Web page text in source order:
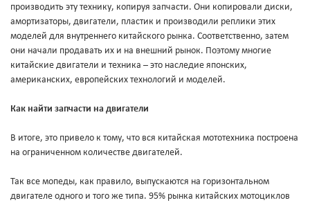
производить эту технику, копируя запчасти. Они копировали диски,
амортизаторы, двигатели, пластик и производили реплики этих
моделей для внутреннего китайского рынка. Соответственно, затем
они начали продавать их и на внешний рынок. Поэтому многие
китайские двигатели и техника – это наследие японских,
американских, европейских технологий и моделей.
Как найти запчасти на двигатели
В итоге, это привело к тому, что вся китайская мототехника построена
на ограниченном количестве двигателей.
Так все мопеды, как правило, выпускаются на горизонтальном
двигателе одного и того же типа. 95% рынка китайских мотоциклов